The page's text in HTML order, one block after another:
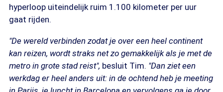
hyperloop uiteindelijk ruim 1.100 kilometer per uur
gaat rijden.
"De wereld verbinden zodat je over een heel continent
kan reizen, wordt straks net zo gemakkelijk als je met de
metro in grote stad reist", besluit Tim. "Dan ziet een
werkdag er heel anders uit: in de ochtend heb je meeting